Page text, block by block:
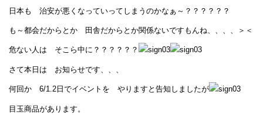
日本も 治安が悪くなっていってしまうのかなぁ～？？？？？？
も～都会だからとか 田舎だからとか関係ないですもんね、、、、＞＜
危ない人は そこら中に？？？？？？
さて本日は お知らせです、、、
何回か 6/1.2日でイベントを やりますと告知しましたが
目玉商品があります。